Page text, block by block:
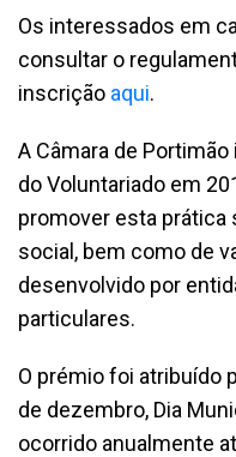
Os interessados em
consultar o
inscrição aqui.
A Câmara de
do Voluntariado em
promover esta prática
social, bem como de
desenvolvido por
particulares.
O prémio foi atribuído
de dezembro, Dia
ocorrido anualmente